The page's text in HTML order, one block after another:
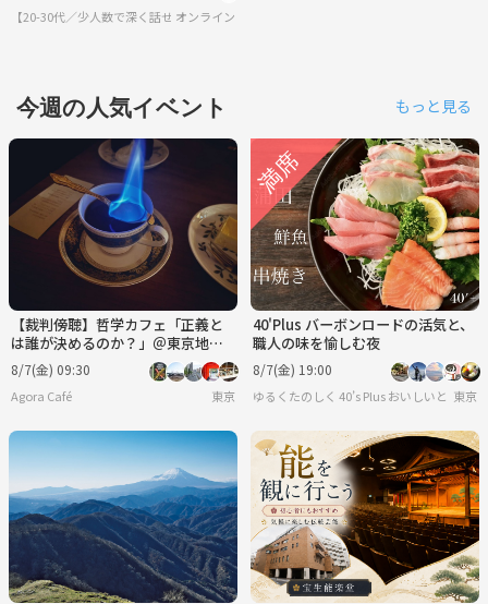
【20-30代／少人数で深く話せる】サークルに入りたい大人
オンライン
今週の人気イベント もっと見る
【裁判傍聴】哲学カフェ「正義と
は誰が決めるのか？」＠東京地方
裁判所
8/7(金) 09:30
Agora Café 東京
40'Plus バーボンロードの活気と、
職人の味を愉しむ夜
8/7(金) 19:00
ゆるくたのしく 40’s Plus おいし
東京